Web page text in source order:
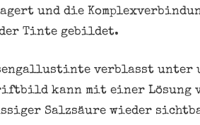
und die
Tinte gebildet.
verblasst unter
kann mit einer Lösung
Salzsäure wieder